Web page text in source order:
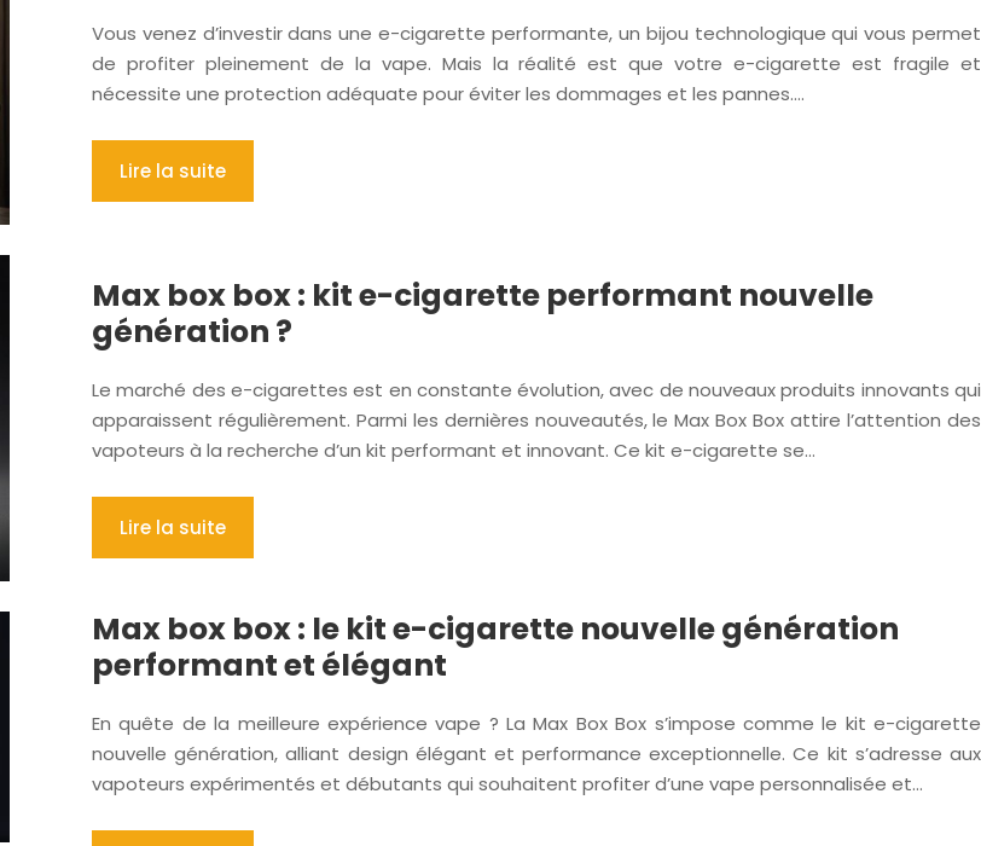
Vous venez d’investir dans une e-cigarette performante, un bijou technologique qui vous permet
de profiter pleinement de la vape. Mais la réalité est que votre e-cigarette est fragile et
nécessite une protection adéquate pour éviter les dommages et les pannes….
Lire la suite
Max box box : kit e-cigarette performant nouvelle
génération ?
Le marché des e-cigarettes est en constante évolution, avec de nouveaux produits innovants qui
apparaissent régulièrement. Parmi les dernières nouveautés, le Max Box Box attire l’attention des
vapoteurs à la recherche d’un kit performant et innovant. Ce kit e-cigarette se…
Lire la suite
Max box box : le kit e-cigarette nouvelle génération
performant et élégant
En quête de la meilleure expérience vape ? La Max Box Box s’impose comme le kit e-cigarette
nouvelle génération, alliant design élégant et performance exceptionnelle. Ce kit s’adresse aux
vapoteurs expérimentés et débutants qui souhaitent profiter d’une vape personnalisée et…